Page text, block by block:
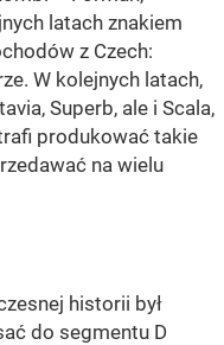
latach znakiem
z Czech:
W kolejnych latach,
Superb, ale i Scala,
produkować takie
na wielu
historii był
do segmentu D